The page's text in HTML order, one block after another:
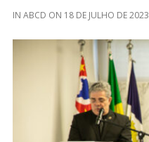
IN ABCD ON 18 DE JULHO DE 2023